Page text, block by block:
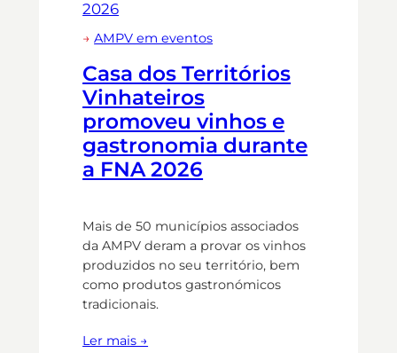
→AMPV em eventos
Casa dos Territórios
Vinhateiros
promoveu vinhos e
gastronomia durante
a FNA 2026
Mais de 50 municípios associados
da AMPV deram a provar os vinhos
produzidos no seu território, bem
como produtos gastronómicos
tradicionais.
Ler mais →